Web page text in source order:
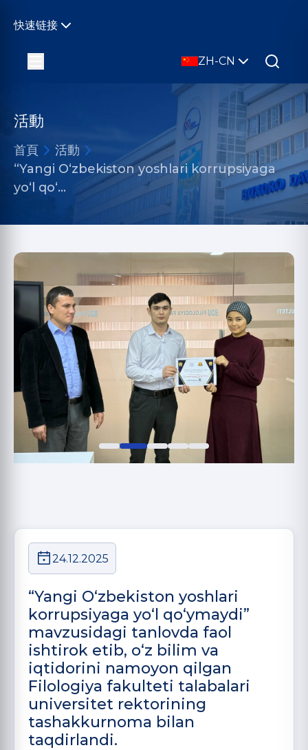
快速链接
ZH-CN
活動
首頁
活動
“Yangi O‘zbekiston yoshlari korrupsiyaga
yo‘l qo‘…
24.12.2025
“Yangi O‘zbekiston yoshlari
korrupsiyaga yo‘l qo‘ymaydi”
mavzusidagi tanlovda faol
ishtirok etib, o‘z bilim va
iqtidorini namoyon qilgan
Filologiya fakulteti talabalari
universitet rektorining
tashakkurnoma bilan
taqdirlandi.